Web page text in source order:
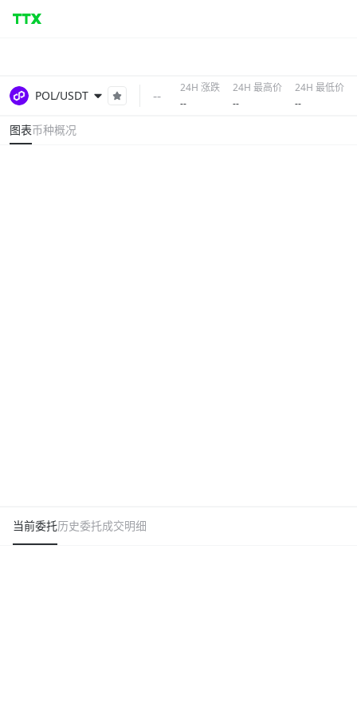
POL/USDT --
24H 涨跌
--
24H 最高价
--
24H 最低价
--
图表币种概况
当前委托历史委托成交明细